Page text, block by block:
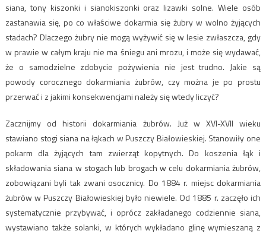
siana, tony kiszonki i sianokiszonki oraz lizawki solne. Wiele osób
zastanawia się, po co właściwe dokarmia się żubry w wolno żyjących
stadach? Dlaczego żubry nie mogą wyżywić się w lesie zwłaszcza, gdy
w prawie w całym kraju nie ma śniegu ani mrozu, i może się wydawać,
że o samodzielne zdobycie pożywienia nie jest trudno. Jakie są
powody corocznego dokarmiania żubrów, czy można je po prostu
przerwać i z jakimi konsekwencjami należy się wtedy liczyć?
Zacznijmy od historii dokarmiania żubrów. Już w XVI-XVII wieku
stawiano stogi siana na łąkach w Puszczy Białowieskiej. Stanowiły one
pokarm dla żyjących tam zwierząt kopytnych. Do koszenia łąk i
składowania siana w stogach lub brogach w celu dokarmiania żubrów,
zobowiązani byli tak zwani osocznicy. Do 1884 r. miejsc dokarmiania
żubrów w Puszczy Białowieskiej było niewiele. Od 1885 r. zaczęło ich
systematycznie przybywać, i oprócz zakładanego codziennie siana,
wystawiano także solanki, w których wykładano glinę wymieszaną z